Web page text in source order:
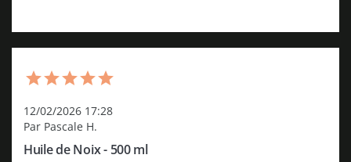
12/02/2026 17:28
Par Pascale H.
Huile de Noix - 500 ml